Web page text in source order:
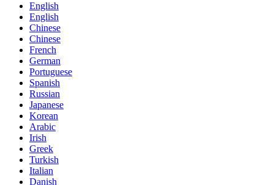
English
English
Chinese
Chinese
French
German
Portuguese
Spanish
Russian
Japanese
Korean
Arabic
Irish
Greek
Turkish
Italian
Danish